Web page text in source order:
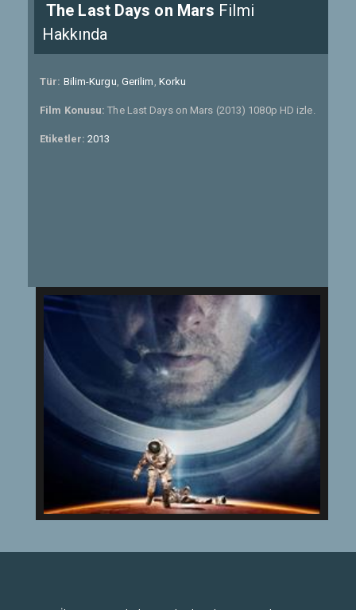
The Last Days on Mars Filmi
Hakkında
Tür: Bilim-Kurgu, Gerilim , Korku
Film Konusu:The Last Days on Mars (2013) 1080p HD izle.
Etiketler:2013